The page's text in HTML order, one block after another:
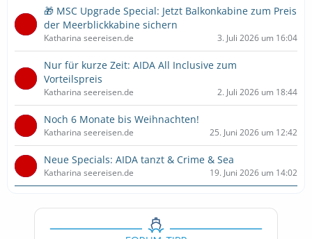
🎁 MSC Upgrade Special: Jetzt Balkonkabine zum Preis
der Meerblickkabine sichern
Katharina seereisen.de 3. Juli 2026 um 16:04
Nur für kurze Zeit: AIDA All Inclusive zum
Vorteilspreis
Katharina seereisen.de 2. Juli 2026 um 18:44
Noch 6 Monate bis Weihnachten!
Katharina seereisen.de 25. Juni 2026 um 12:42
Neue Specials: AIDA tanzt & Crime & Sea
Katharina seereisen.de 19. Juni 2026 um 14:02